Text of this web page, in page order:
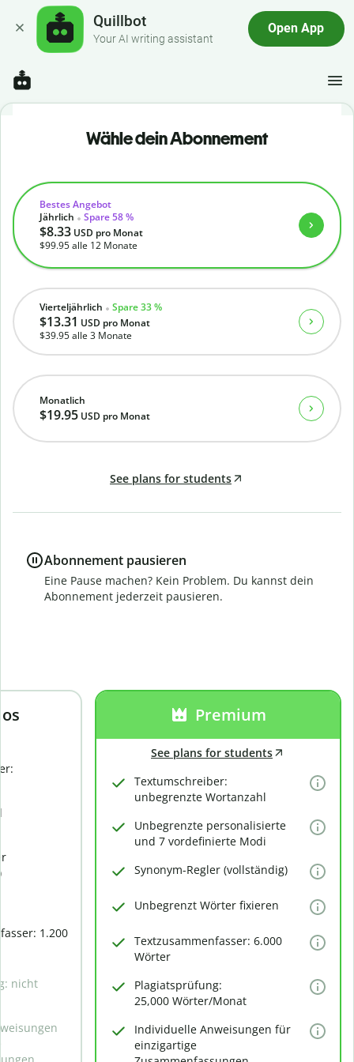
Quillbot
Your AI writing assistant
Open App
1.200
nicht
Premium
See plans for students
Textumschreiber:
unbegrenzte Wortanzahl
Unbegrenzte personalisierte
und 7 vordefinierte Modi
Synonym-Regler (vollständig)
Unbegrenzt Wörter fixieren
Textzusammenfasser: 6.000
Wörter
Plagiatsprüfung:
25,000 Wörter/Monat
Individuelle Anweisungen für
einzigartige
Wähle dein Abonnement
Monatlich
$19.95 USD pro Monat
Vierteljährlich Spare 33 %
$13.31 USD pro Monat
$39.95alle 3 Monate
Bestes Angebot
Jährlich
Spare 58 %
$8.33 USD pro Monat
$99.95alle 12 Monate
See plans for students
Abonnement pausieren
Eine Pause machen? Kein Problem. Du kannst dein
Abonnement jederzeit pausieren.